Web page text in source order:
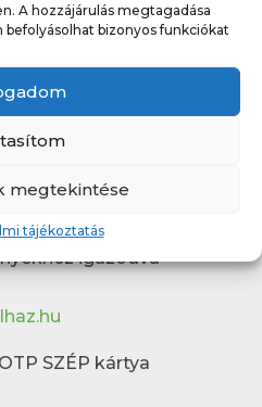
A hozzájárulás megtagadása
befolyásolhat bizonyos funkciókat
megtekintése
tájékoztatás
Tétényi Művelődési
:
– 19:00
igazodva
SZÉP kártya